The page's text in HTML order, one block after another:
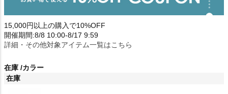
15,000円以上の購入で10%OFF
開催期間:8/8 10:00-8/17 9:59
詳細・その他対象アイテム一覧はこちら
在庫 カラー
在庫